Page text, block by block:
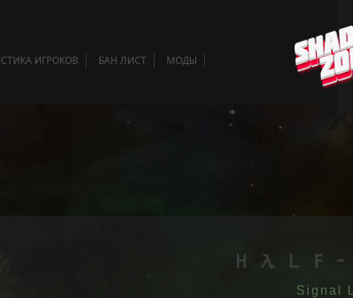
ИГРОКОВ БАН ЛИСТ МОДЫ
Signal